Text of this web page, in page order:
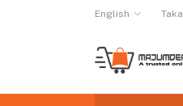
English Taka